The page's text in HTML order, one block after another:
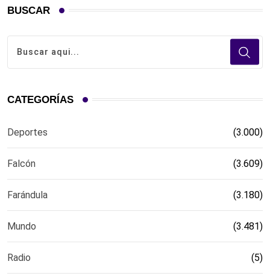
BUSCAR
CATEGORÍAS
Deportes (3.000)
Falcón (3.609)
Farándula (3.180)
Mundo (3.481)
Radio (5)